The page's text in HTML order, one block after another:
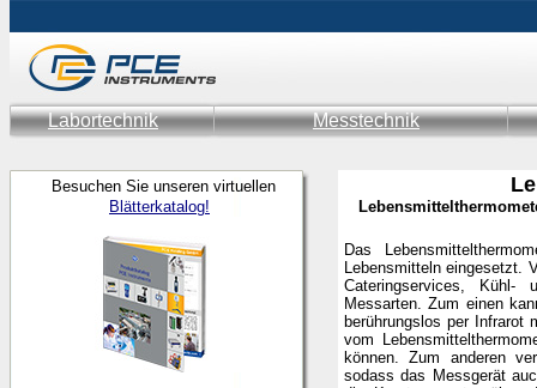
Labortechnik Messtechnik
Besuchen Sie unseren virtuellen
Blätterkatalog!
Das
Lebensmitteln eingesetzt.
Cateringservices, Kühl-
Messarten. Zum einen
berührungslos per Infrarot
vom
können. Zum anderen
sodass das Messgerät